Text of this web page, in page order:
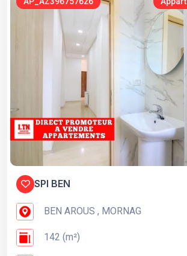
SPI BEN
BEN AROUS , MORNAG
142 (m²)